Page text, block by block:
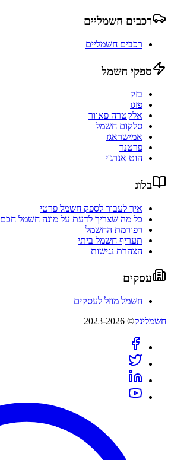
רכבים חשמליים
רכבים חשמליים
ספקי חשמל
בזק
פזגז
אלקטרה פאוור
סלקום חשמל
אמישראגז
פרטנר
הוט אנרג'י
בלוג
איך לעבור לספק חשמל פרטי
כל מה שצריך לדעת על מונה חשמל חכם
רפורמת החשמל
תעריף חשמל ביתי
הצהרת נגישות
עסקים
חשמל מוזל לעסקים
חשמלינק© 2023-2026